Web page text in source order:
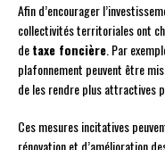
Afin d’encourager
collectivités territoriales ont
detaxe foncière . Par
plafonnement peuvent être
de les rendre plus attractives
Ces mesures incitatives
rénovation et d’amélioration